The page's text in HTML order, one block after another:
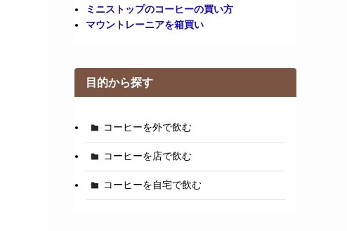
ミニストップのコーヒーの買い方
マウントレーニアを箱買い
目的から探す
コーヒーを外で飲む
コーヒーを店で飲む
コーヒーを自宅で飲む